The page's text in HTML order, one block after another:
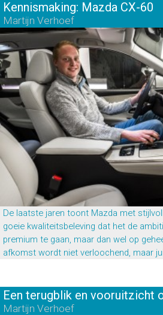
Kennismaking: Mazda CX-60
Martijn Verhoef
De laatste jaren toont Mazda met
goeie kwaliteitsbeleving dat het de
premium te gaan, maar dan wel op
afkomst wordt niet verloochend, maar
Een terugblik en vooruitzicht
Martijn Verhoef